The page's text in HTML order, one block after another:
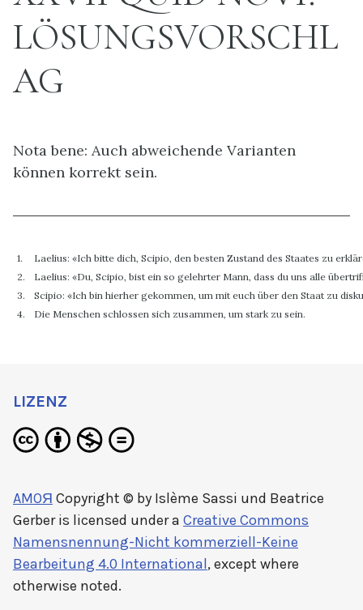
LÖSUNGSVORSCHL
AG
Nota bene: Auch abweichende Varianten
können korrekt sein.
1.
Laelius: «Ich bitte dich, Scipio, den besten Zustand des Staates zu
2.
Laelius: «Du, Scipio, bist ein so gelehrter Mann, dass du uns alle
3.
Scipio: «Ich bin hierher gekommen, um mit euch über den Staat zu
4.
Die Menschen schlossen sich zusammen, um stark zu sein.
LIZENZ
AMOЯ Copyright © by Islème Sassi und Beatrice
Gerberis licensed under a Creative Commons
Namensnennung-Nicht kommerziell-Keine
Bearbeitung 4.0 International, except where
otherwise noted.